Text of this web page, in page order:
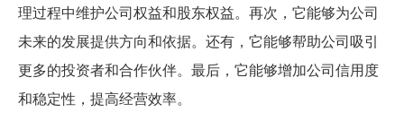
理过程中维护公司权益和股东权益。再次，它能够为公司
未来的发展提供方向和依据。还有，它能够帮助公司吸引
更多的投资者和合作伙伴。最后，它能够增加公司信用度
和稳定性，提高经营效率。